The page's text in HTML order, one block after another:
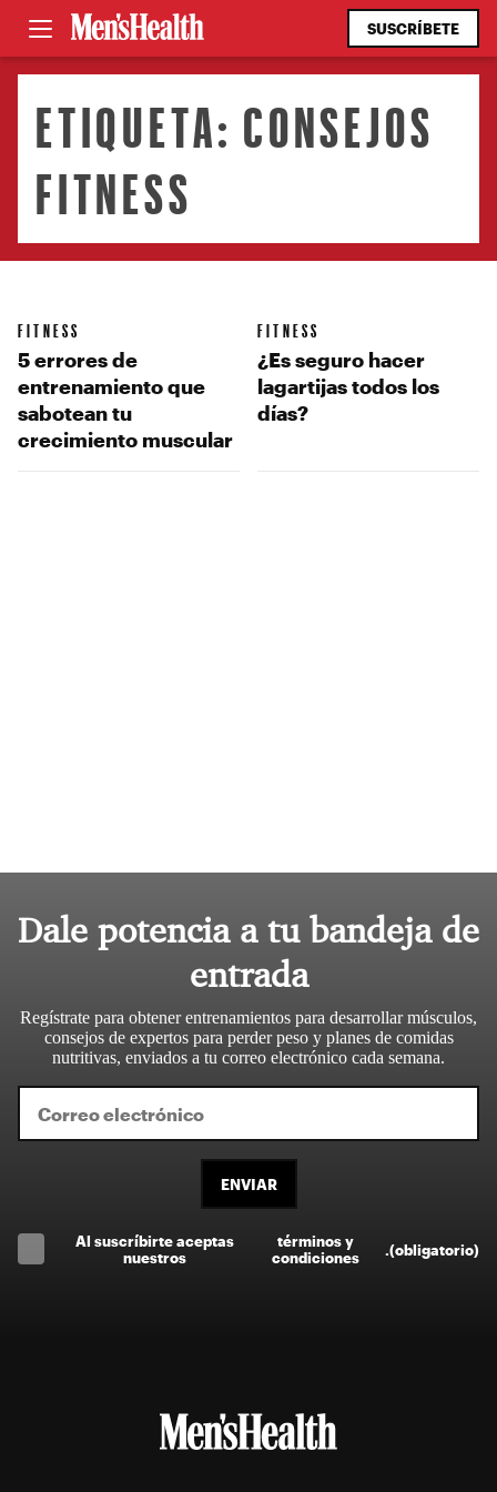
SUSCRÍBETE
ETIQUETA: CONSEJOS
FITNESS
FITNESS
5 errores de
entrenamiento que
sabotean tu
crecimiento muscular
FITNESS
¿Es seguro hacer
lagartijas todos los
días?
Dale potencia a tu bandeja de
entrada
Regístrate para obtener entrenamientos para desarrollar músculos,
consejos de expertos para perder peso y planes de comidas
nutritivas, enviados a tu correo electrónico cada semana.
ENVIAR
Al suscríbirte aceptas
nuestros
términos y
condiciones
(obligatorio)